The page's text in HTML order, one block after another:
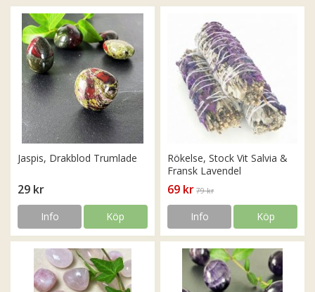
Jaspis, Drakblod Trumlade
29 kr
Info Köp
Rökelse, Stock Vit Salvia &
Fransk Lavendel
69 kr 79 kr
Info Köp